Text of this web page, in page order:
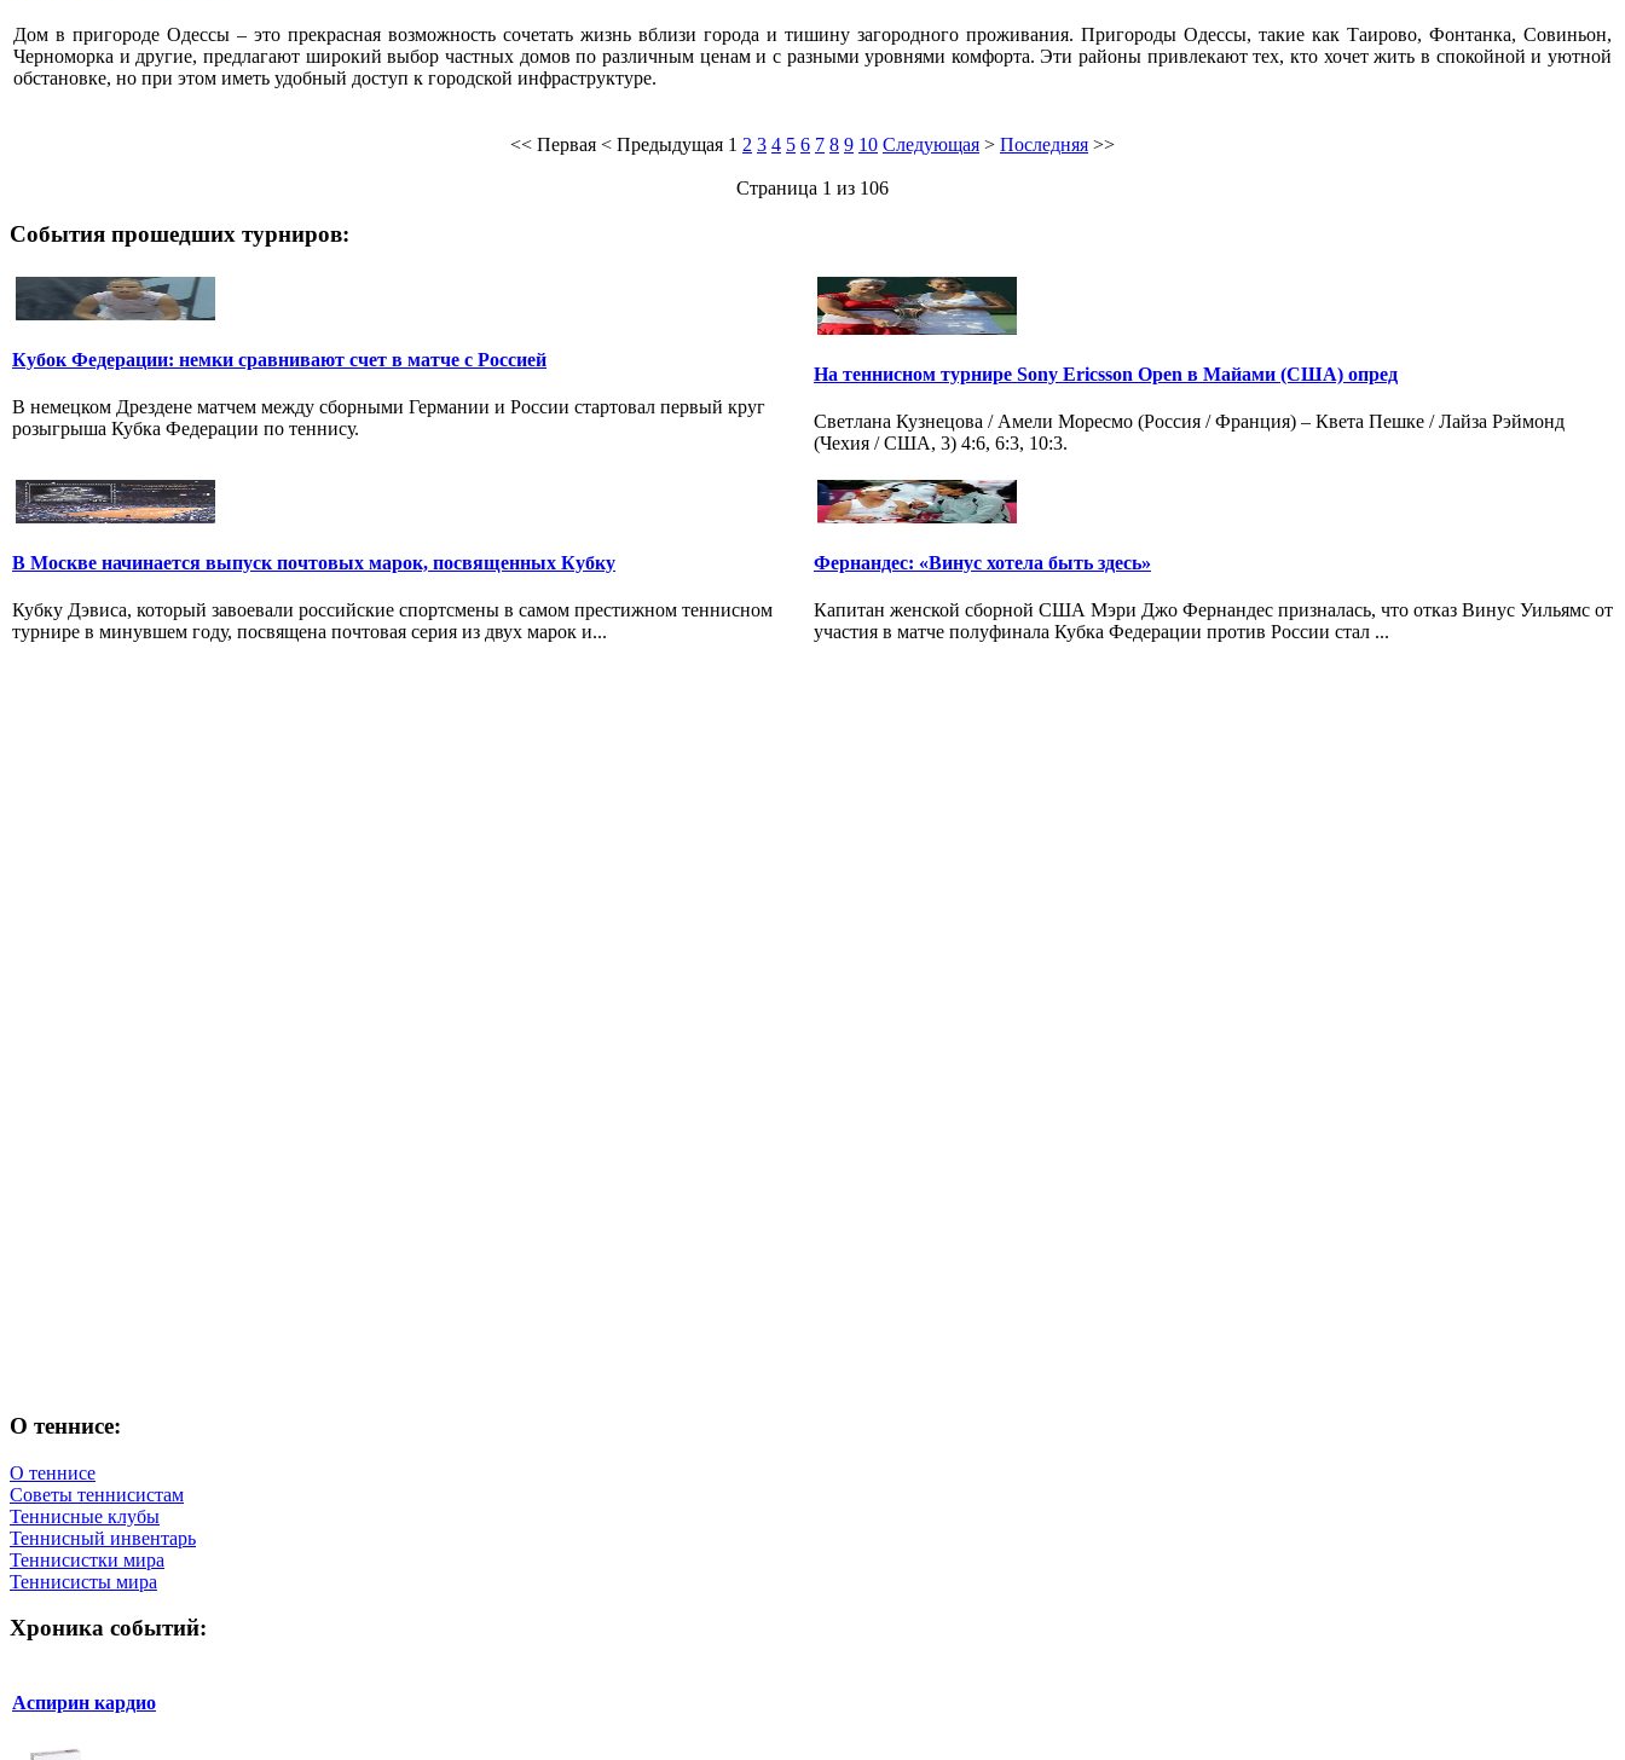
Дом в пригороде Одессы – это прекрасная возможность сочетать жизнь вблизи города и тишину загородного проживания. Пригороды Одессы, такие как Таирово, Фонтанка, Совиньон,
Черноморка и другие, предлагают широкий выбор частных домов по различным ценам и с разными уровнями комфорта. Эти районы привлекают тех, кто хочет жить в спокойной и уютной
обстановке, но при этом иметь удобный доступ к городской инфраструктуре.
<< Первая < Предыдущая 1 2 3 4 5 6 7 8 9 10 Следующая > Последняя >>
Страница 1 из 106
События прошедших турниров:
Кубок Федерации: немки сравнивают счет в матче с Россией
В немецком Дрездене матчем между сборными Германии и России стартовал первый круг
розыгрыша Кубка Федерации по теннису.
На теннисном турнире Sony Ericsson Open в Майами (США) опред
Светлана Кузнецова / Амели Моресмо (Россия / Франция) – Квета Пешке / Лайза Рэймонд
(Чехия / США, 3) 4:6, 6:3, 10:3.
В Москве начинается выпуск почтовых марок, посвященных Кубку
Кубку Дэвиса, который завоевали российские спортсмены в самом престижном теннисном
турнире в минувшем году, посвящена почтовая серия из двух марок и...
Фернандес: «Винус хотела быть здесь»
Капитан женской сборной США Мэри Джо Фернандес призналась, что отказ Винус Уильямс от
участия в матче полуфинала Кубка Федерации против России стал ...
О теннисе:
О теннисе
Советы теннисистам
Теннисные клубы
Теннисный инвентарь
Теннисистки мира
Теннисисты мира
Хроника событий:
Аспирин кардио